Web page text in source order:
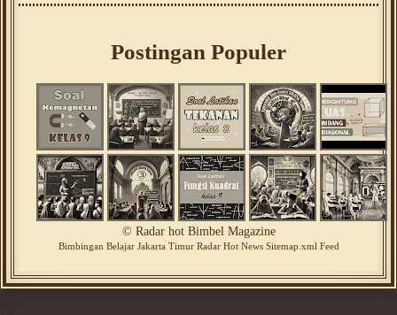
Postingan Populer
© Radar hot Bimbel Magazine
Bimbingan BelajarJakarta Timur Radar Hot News Sitemap.xml Feed